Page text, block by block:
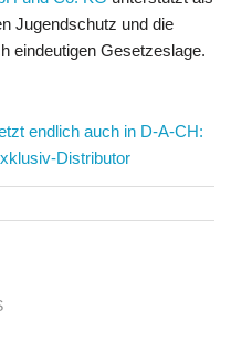
Jugendschutz und die
eindeutigen Gesetzeslage.
endlich auch in D-A-CH:
Distributor